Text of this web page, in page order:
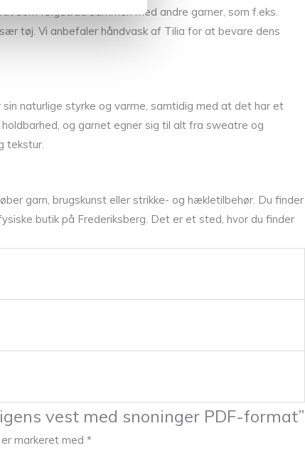
som følgetråd sammen med andre garner, som f.eks.
tøj. Vi anbefaler håndvask af Tilia for at bevare dens
naturlige styrke og varme, samtidig med at det har et
og garnet egner sig til alt fra sweatre og
tekstur.
garn, brugskunst eller strikke- og hækletilbehør. Du finder
butik på Frederiksberg. Det er et sted, hvor du finder
vest med snoninger PDF-format”
markeret med *